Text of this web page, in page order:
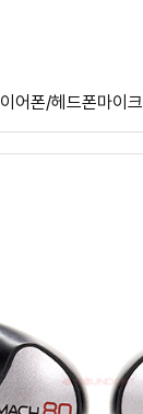
이어폰/헤드폰마이크